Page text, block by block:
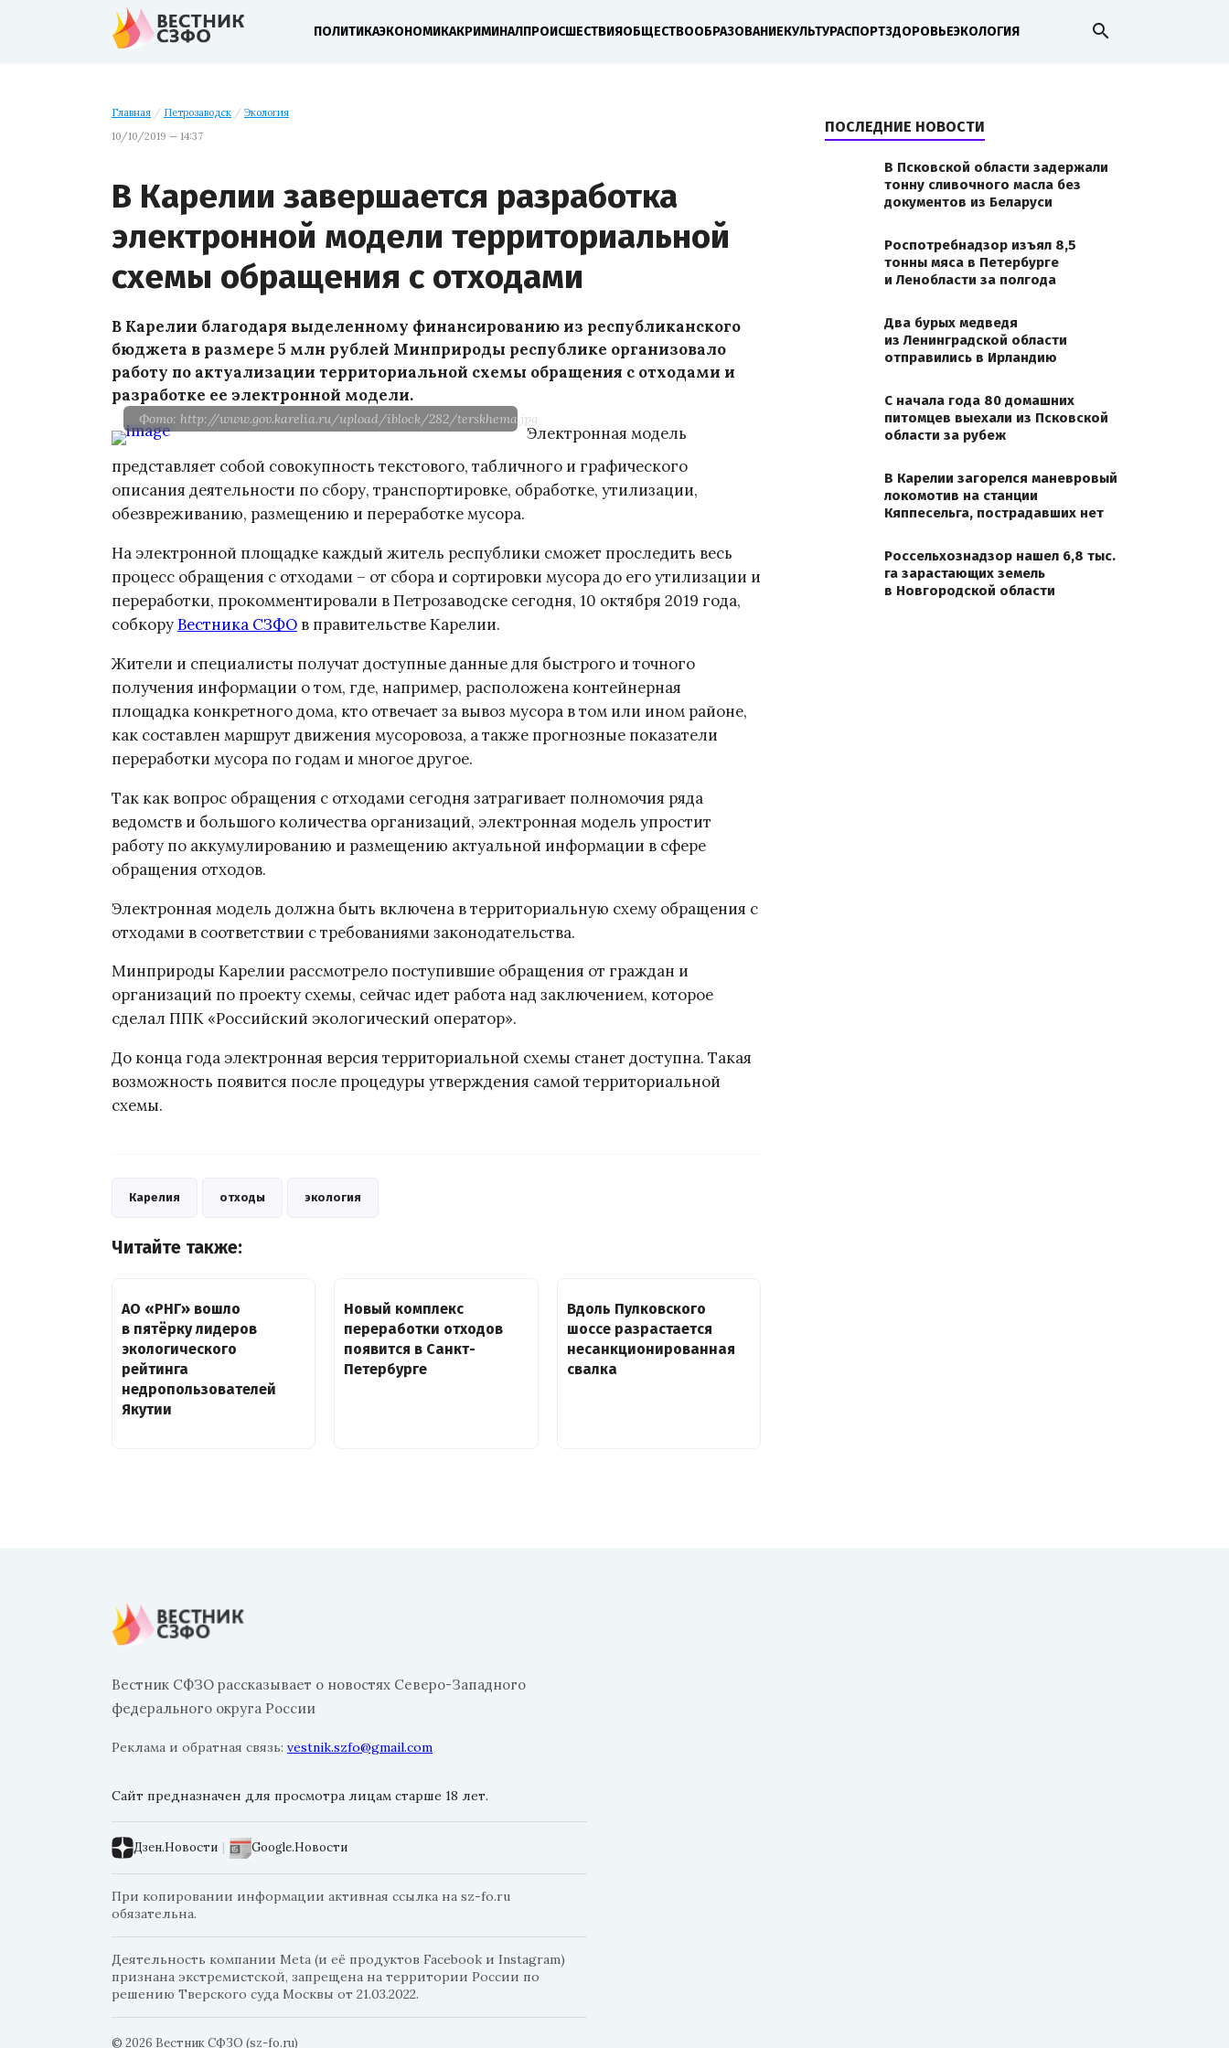
ПОЛИТИКАЭКОНОМИКАКРИМИНАЛПРОИСШЕСТВИЯОБЩЕСТВООБРАЗОВАНИЕКУЛЬТУРАСПОРТЗДОРОВЬЕЭКОЛОГИЯ search
Главная / Петрозаводск / Экология
10/10/2019 — 14:37
В Карелии завершается разработка
электронной модели территориальной
схемы обращения с отходами
В Карелии благодаря выделенному финансированию из республиканского
бюджета в размере 5 млн рублей Минприроды республике организовало
работу по актуализации территориальной схемы обращения с отходами и
разработке ее электронной модели.
Фото: http://www.gov.karelia.ru/upload/iblock/282/terskhema.jpg
Электронная модель
представляет собой совокупность текстового, табличного и графического
описания деятельности по сбору, транспортировке, обработке, утилизации,
обезвреживанию, размещению и переработке мусора.
На электронной площадке каждый житель республики сможет проследить весь
процесс обращения с отходами – от сбора и сортировки мусора до его утилизации и
переработки, прокомментировали в Петрозаводске сегодня, 10 октября 2019 года,
собкоруВестника СЗФО в правительстве Карелии.
Жители и специалисты получат доступные данные для быстрого и точного
получения информации о том, где, например, расположена контейнерная
площадка конкретного дома, кто отвечает за вывоз мусора в том или ином районе,
как составлен маршрут движения мусоровоза, а также прогнозные показатели
переработки мусора по годам и многое другое.
Так как вопрос обращения с отходами сегодня затрагивает полномочия ряда
ведомств и большого количества организаций, электронная модель упростит
работу по аккумулированию и размещению актуальной информации в сфере
обращения отходов.
Электронная модель должна быть включена в территориальную схему обращения с
отходами в соответствии с требованиями законодательства.
Минприроды Карелии рассмотрело поступившие обращения от граждан и
организаций по проекту схемы, сейчас идет работа над заключением, которое
сделал ППК «Российский экологический оператор».
До конца года электронная версия территориальной схемы станет доступна. Такая
возможность появится после процедуры утверждения самой территориальной
схемы.
Карелия отходы экология
Читайте также:
АО «РНГ» вошло
в пятёрку лидеров
экологического
рейтинга
недропользователей
Якутии
Новый комплекс
переработки отходов
появится в Санкт-
Петербурге
Вдоль Пулковского
шоссе разрастается
несанкционированная
свалка
ПОСЛЕДНИЕ НОВОСТИ
В Псковской области задержали
тонну сливочного масла без
документов из Беларуси
Роспотребнадзор изъял 8,5
тонны мяса в Петербурге
и Ленобласти за полгода
Два бурых медведя
из Ленинградской области
отправились в Ирландию
С начала года 80 домашних
питомцев выехали из Псковской
области за рубеж
В Карелии загорелся маневровый
локомотив на станции
Кяппесельга, пострадавших нет
Россельхознадзор нашел 6,8 тыс.
га зарастающих земель
в Новгородской области
Вестник СФЗО рассказывает о новостях Северо-Западного
федерального округа России
Реклама и обратная связь: vestnik.szfo@gmail.com
Сайт предназначен для просмотра лицам старше 18 лет.
Дзен.Новости | Google.Новости
При копировании информации активная ссылка на sz-fo.ru
обязательна.
Деятельность компании Meta (и её продуктов Facebook и Instagram)
признана экстремистской, запрещена на территории России по
решению Тверского суда Москвы от 21.03.2022.
© 2026 Вестник СФЗО (sz-fo.ru)